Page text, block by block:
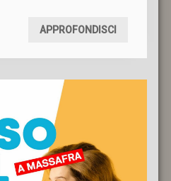
APPROFONDISCI